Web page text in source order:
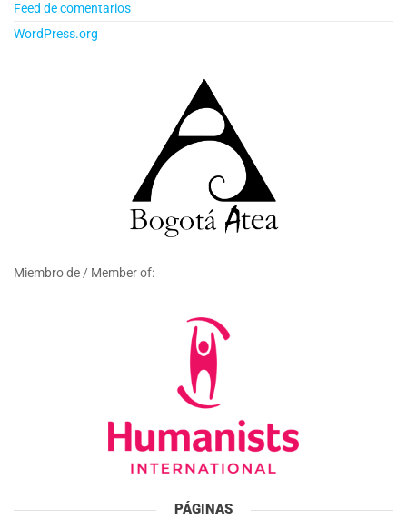
Feed de comentarios
WordPress.org
Miembro de / Member of:
PÁGINAS